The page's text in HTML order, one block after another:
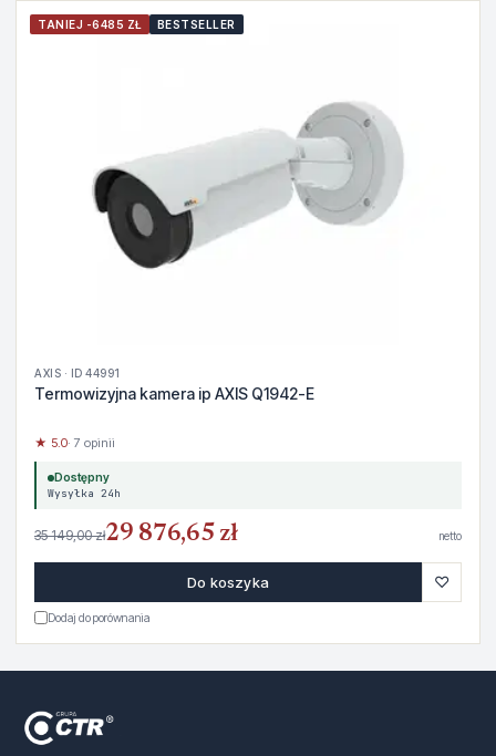
TANIEJ -6485 ZŁ BESTSELLER
AXIS · ID 44991
Termowizyjna kamera ip AXIS Q1942-E
★ 5.0· 7 opinii
Dostępny
Wysyłka 24h
35 149,00 zł29 876,65 zł netto
Do koszyka ♡
Dodaj do porównania